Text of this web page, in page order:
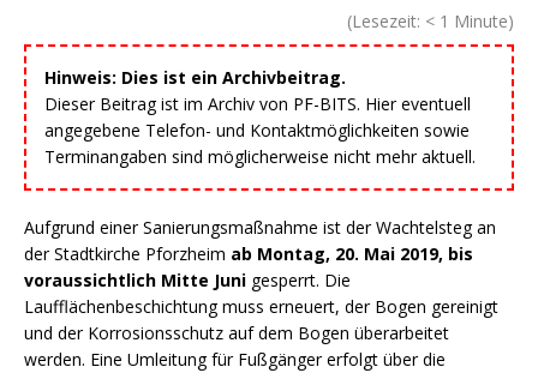
(Lesezeit: < 1 Minute)
Hinweis: Dies ist ein Archivbeitrag.
Dieser Beitrag ist im Archiv von PF-BITS. Hier eventuell
angegebene Telefon- und Kontaktmöglichkeiten sowie
Terminangaben sind möglicherweise nicht mehr aktuell.
Aufgrund einer Sanierungsmaßnahme ist der Wachtelsteg an
der Stadtkirche Pforzheim ab Montag, 20. Mai 2019, bis
voraussichtlich Mitte Juni gesperrt. Die
Laufflächenbeschichtung muss erneuert, der Bogen gereinigt
und der Korrosionsschutz auf dem Bogen überarbeitet
werden. Eine Umleitung für Fußgänger erfolgt über die